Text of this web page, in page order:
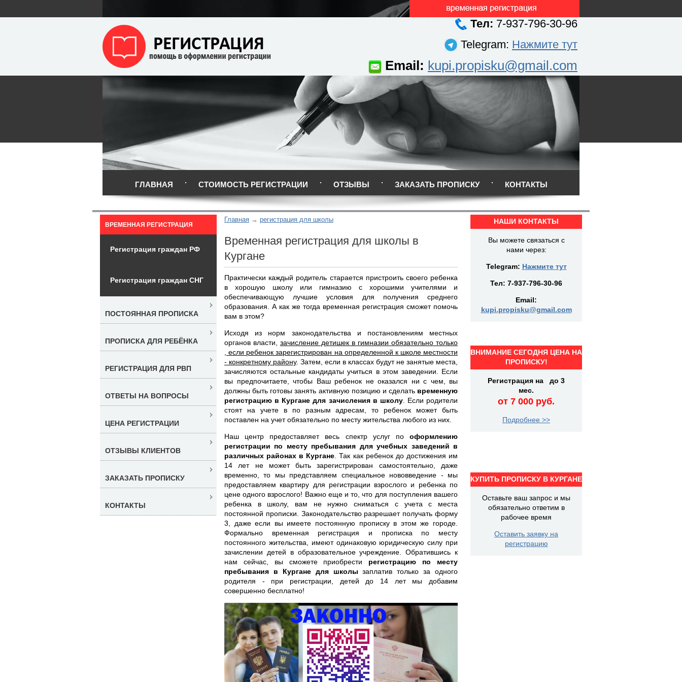
Тел: 7-937-796-30-96
Telegram: Нажмите тут
Email: kupi.propisku@gmail.com
ГЛАВНАЯ СТОИМОСТЬ РЕГИСТРАЦИИ ОТЗЫВЫ ЗАКАЗАТЬ ПРОПИСКУ КОНТАКТЫ
Главная регистрация для школы
Временная регистрация для школы в
Кургане
Практически каждый родитель старается пристроить своего ребенка
в хорошую школу или гимназию с хорошими учителями и
обеспечивающую лучшие условия для получения среднего
образования. А как же тогда временная регистрация сможет помочь
вам в этом?
Исходя из норм законодательства и постановлениям местных
органов власти, зачисление детишек в гимназии обязательно только
, если ребенок зарегистрирован на определенной к школе местности
- конкретному району. Затем, если в классах будут не занятые места,
зачисляются остальные кандидаты учиться в этом заведении. Если
вы предпочитаете, чтобы Ваш ребенок не оказался ни с чем, вы
должны быть готовы занять активную позицию и сделать временную
регистрацию в Кургане для зачисления в школу. Если родители
стоят на учете в по разным адресам, то ребенок может быть
поставлен на учет обязательно по месту жительства любого из них.
Наш центр предоставляет весь спектр услуг по оформлению
регистрации по месту пребывания для учебных заведений в
различных районах в Кургане . Так как ребенок до достижения им
14 лет не может быть зарегистрирован самостоятельно, даже
временно, то мы представляем специальное нововведение - мы
предоставляем квартиру для регистрации взрослого и ребенка по
цене одного взрослого! Важно еще и то, что для поступления вашего
ребенка в школу, вам не нужно сниматься с учета с места
постоянной прописки. Законодательство разрешает получать форму
3, даже если вы имеете постоянную прописку в этом же городе.
Формально временная регистрация и прописка по месту
постоянного жительства, имеют одинаковую юридическую силу при
зачислении детей в образовательное учреждение. Обратившись к
нам сейчас, вы сможете приобрести регистрацию по месту
пребывания в Кургане для школы заплатив только за одного
родителя - при регистрации, детей до 14 лет мы добавим
совершенно бесплатно!
ВРЕМЕННАЯ РЕГИСТРАЦИЯ
Регистрация граждан РФ
Регистрация граждан СНГ
ПОСТОЯННАЯ ПРОПИСКА
ПРОПИСКА ДЛЯ РЕБЁНКА
РЕГИСТРАЦИЯ ДЛЯ РВП
ОТВЕТЫ НА ВОПРОСЫ
ЦЕНА РЕГИСТРАЦИИ
ОТЗЫВЫ КЛИЕНТОВ
ЗАКАЗАТЬ ПРОПИСКУ
КОНТАКТЫ
НАШИ КОНТАКТЫ
Вы можете связаться с
нами через:
Telegram: Нажмите тут
Тел: 7-937-796-30-96
Email:
kupi.propisku@gmail.com
ВНИМАНИЕ СЕГОДНЯ ЦЕНА НА
ПРОПИСКУ!
Регистрация на до 3
мес.
от 7 000 руб.
Подробнее >>
КУПИТЬ ПРОПИСКУ В КУРГАНЕ
Оставьте ваш запрос и мы
обязательно ответим в
рабочее время
Оставить заявку на
регистрацию